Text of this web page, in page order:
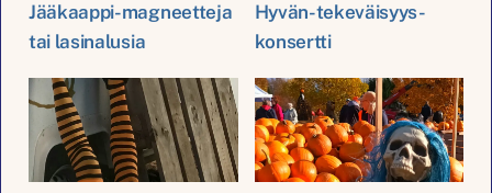
Jääkaappi-magneetteja
tai lasinalusia
Hyvän-tekeväisyys-
konsertti